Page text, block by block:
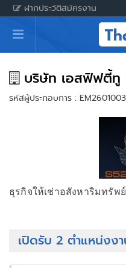
ฝากประวัติสมัครงาน
หน้าหลัก
ผู้สมัครงาน: เข้าสู่ระบบ
ฝากประวัติสมัครงาน
เกร็ดความรู้
สำหรับผู้ประกอบการ
บริษัท เอสฟิฟตี้ทู
รหัสผู้ประกอบการ :
ธุรกิจให้เช่าอสังหาริมทรัพย์
เปิดรับ 2 ตำแหน่งง